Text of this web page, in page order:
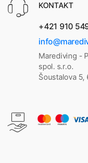
KONTAKT
+421 910
Marediving -
spol. s.r.o.
Šoustalova 5,